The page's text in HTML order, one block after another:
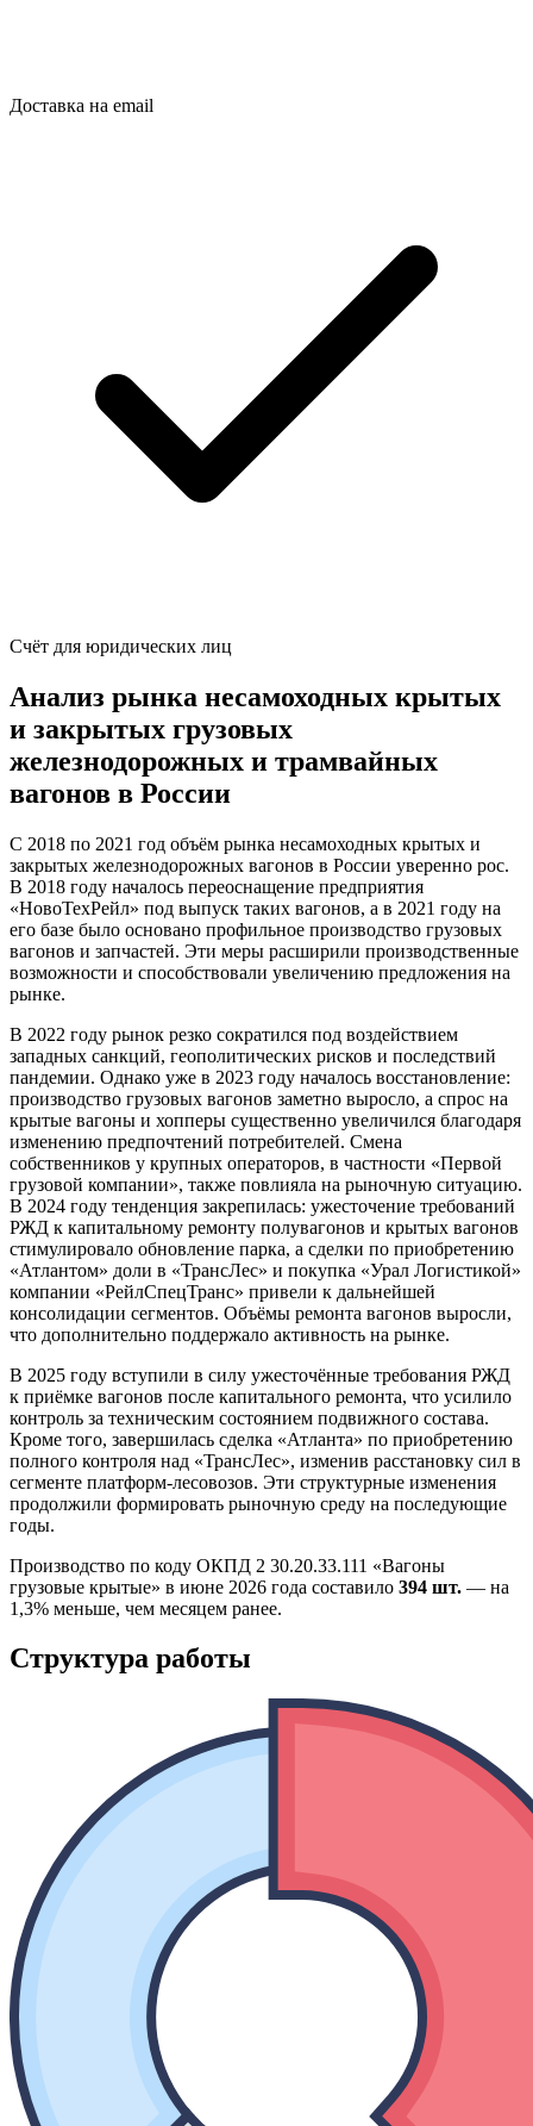
Доставка на email
Счёт для юридических лиц
Анализ рынка несамоходных крытых
и закрытых грузовых
железнодорожных и трамвайных
вагонов в России
С 2018 по 2021 год объём рынка несамоходных крытых и
закрытых железнодорожных вагонов в России уверенно рос.
В 2018 году началось переоснащение предприятия
«НовоТехРейл» под выпуск таких вагонов, а в 2021 году на
его базе было основано профильное производство грузовых
вагонов и запчастей. Эти меры расширили производственные
возможности и способствовали увеличению предложения на
рынке.
В 2022 году рынок резко сократился под воздействием
западных санкций, геополитических рисков и последствий
пандемии. Однако уже в 2023 году началось восстановление:
производство грузовых вагонов заметно выросло, а спрос на
крытые вагоны и хопперы существенно увеличился благодаря
изменению предпочтений потребителей. Смена
собственников у крупных операторов, в частности «Первой
грузовой компании», также повлияла на рыночную ситуацию.
В 2024 году тенденция закрепилась: ужесточение требований
РЖД к капитальному ремонту полувагонов и крытых вагонов
стимулировало обновление парка, а сделки по приобретению
«Атлантом» доли в «ТрансЛес» и покупка «Урал Логистикой»
компании «РейлСпецТранс» привели к дальнейшей
консолидации сегментов. Объёмы ремонта вагонов выросли,
что дополнительно поддержало активность на рынке.
В 2025 году вступили в силу ужесточённые требования РЖД
к приёмке вагонов после капитального ремонта, что усилило
контроль за техническим состоянием подвижного состава.
Кроме того, завершилась сделка «Атланта» по приобретению
полного контроля над «ТрансЛес», изменив расстановку сил в
сегменте платформ-лесовозов. Эти структурные изменения
продолжили формировать рыночную среду на последующие
годы.
Производство по коду ОКПД 2 30.20.33.111 «Вагоны
грузовые крытые» в июне 2026 года составило 394 шт. — на
1,3% меньше, чем месяцем ранее.
Структура работы